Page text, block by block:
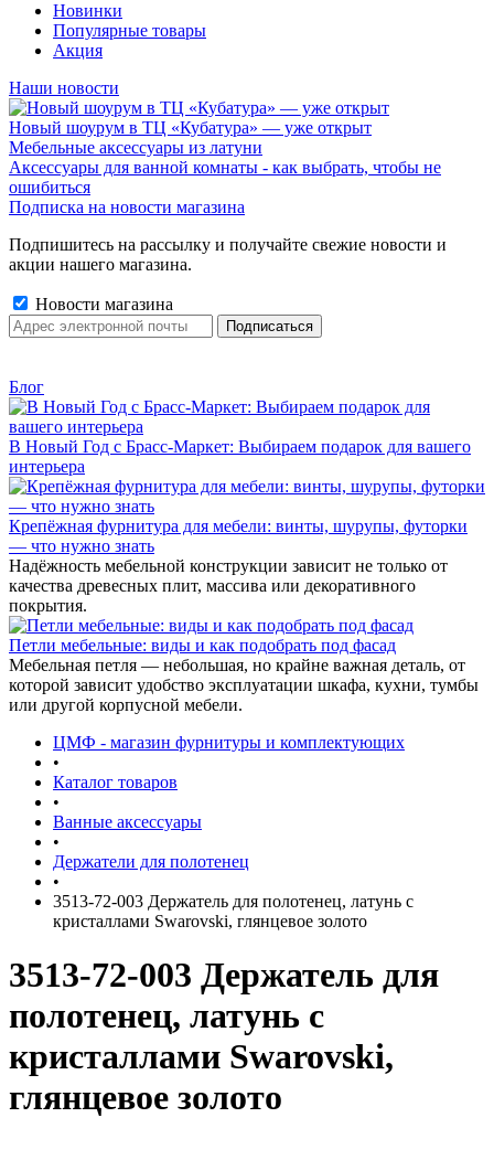
Новинки
Популярные товары
Акция
Наши новости
Новый шоурум в ТЦ «Кубатура» — уже открыт
Мебельные аксессуары из латуни
Аксессуары для ванной комнаты - как выбрать, чтобы не
ошибиться
Подписка на новости магазина
Подпишитесь на рассылку и получайте свежие новости и
акции нашего магазина.
Новости магазина
Блог
В Новый Год с Брасс-Маркет: Выбираем подарок для вашего
интерьера
Крепёжная фурнитура для мебели: винты, шурупы, футорки
— что нужно знать
Надёжность мебельной конструкции зависит не только от
качества древесных плит, массива или декоративного
покрытия.
Петли мебельные: виды и как подобрать под фасад
Мебельная петля — небольшая, но крайне важная деталь, от
которой зависит удобство эксплуатации шкафа, кухни, тумбы
или другой корпусной мебели.
ЦМФ - магазин фурнитуры и комплектующих
•
Каталог товаров
•
Ванные аксессуары
•
Держатели для полотенец
•
3513-72-003 Держатель для полотенец, латунь с
кристаллами Swarovski, глянцевое золото
3513-72-003 Держатель для
полотенец, латунь с
кристаллами Swarovski,
глянцевое золото